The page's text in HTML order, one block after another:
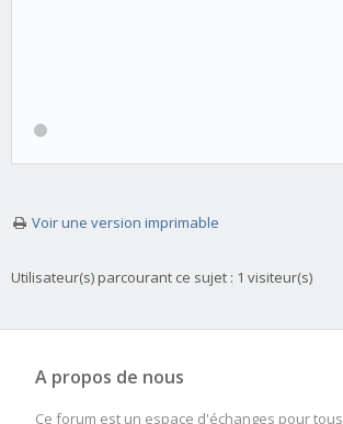
Voir une version imprimable
Utilisateur(s) parcourant ce sujet : 1 visiteur(s)
A propos de nous
Ce forum est un espace d'échanges pour tous